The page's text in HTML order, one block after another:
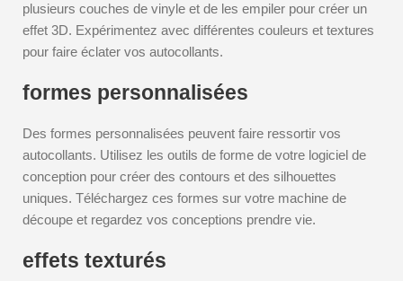
plusieurs couches de vinyle et de les empiler pour créer un
effet 3D. Expérimentez avec différentes couleurs et textures
pour faire éclater vos autocollants.
formes personnalisées
Des formes personnalisées peuvent faire ressortir vos
autocollants. Utilisez les outils de forme de votre logiciel de
conception pour créer des contours et des silhouettes
uniques. Téléchargez ces formes sur votre machine de
découpe et regardez vos conceptions prendre vie.
effets texturés